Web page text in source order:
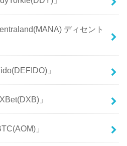
ディセント
」
」
」